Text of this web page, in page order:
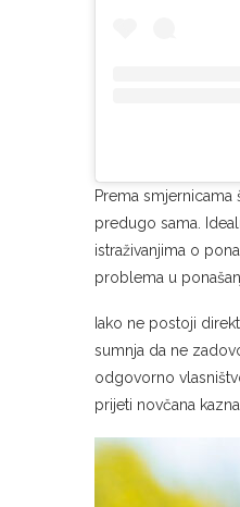
Prema
predugo sama.
istraživanjima o
problema u
Iako ne postoji
sumnja da ne
odgovorno
prijeti novčana